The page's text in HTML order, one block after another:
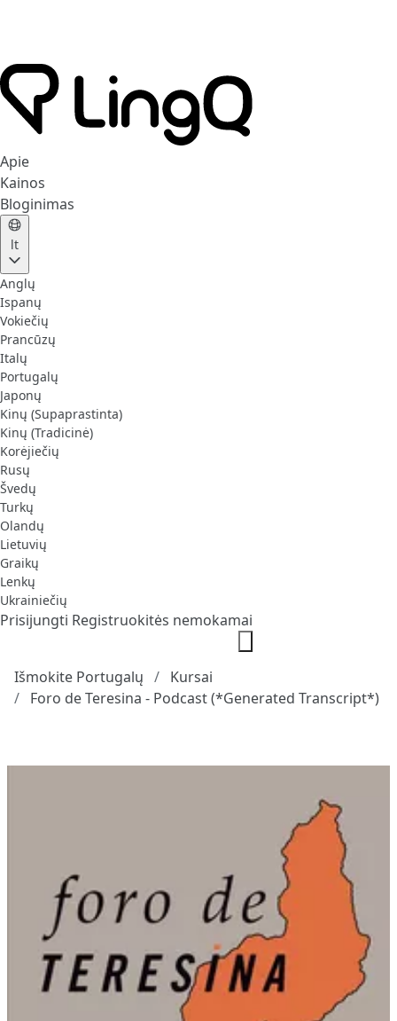
Apie
Kainos
Bloginimas
lt
Anglų
Ispanų
Vokiečių
Prancūzų
Italų
Portugalų
Japonų
Kinų (Supaprastinta)
Kinų (Tradicinė)
Korėjiečių
Rusų
Švedų
Turkų
Olandų
Lietuvių
Graikų
Lenkų
Ukrainiečių
Prisijungti Registruokitės nemokamai
Išmokite Portugalų
Kursai
Foro de Teresina - Podcast (*Generated Transcript*)